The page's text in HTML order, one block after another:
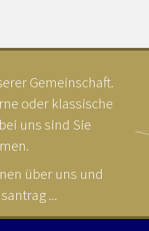
Gemeinschaft.
oder klassische
uns sind Sie
über uns und
...